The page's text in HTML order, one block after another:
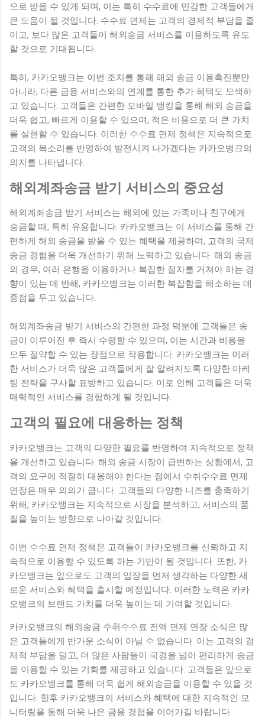
으로 받을 수 있게 되며, 이는 특히 수수료에 민감한 고객들에게
큰 도움이 될 것입니다. 수수료 면제는 고객의 경제적 부담을 줄
이고, 보다 많은 고객들이 해외송금 서비스를 이용하도록 유도
할 것으로 기대됩니다.
특히, 카카오뱅크는 이번 조치를 통해 해외 송금 이용촉진뿐만
아니라, 다른 금융 서비스와의 연계를 통한 추가 혜택도 모색하
고 있습니다. 고객들은 간편한 모바일 뱅킹을 통해 해외 송금을
더욱 쉽고, 빠르게 이용할 수 있으며, 적은 비용으로 더 큰 가치
를 실현할 수 있습니다. 이러한 수수료 면제 정책은 지속적으로
고객의 목소리를 반영하여 발전시켜 나가겠다는 카카오뱅크의
의지를 나타냅니다.
해외계좌송금 받기 서비스의 중요성
해외계좌송금 받기 서비스는 해외에 있는 가족이나 친구에게
송금할 때, 특히 유용합니다. 카카오뱅크는 이 서비스를 통해 간
편하게 해외 송금을 받을 수 있는 혜택을 제공하며, 고객의 국제
송금 경험을 더욱 개선하기 위해 노력하고 있습니다. 해외 송금
의 경우, 여러 은행을 이용하거나 복잡한 절차를 거쳐야 하는 경
향이 있는 데 반해, 카카오뱅크는 이러한 복잡함을 해소하는 데
중점을 두고 있습니다.
해외계좌송금 받기 서비스의 간편한 과정 덕분에 고객들은 송
금이 이루어진 후 즉시 수령할 수 있으며, 이는 시간과 비용을
모두 절약할 수 있는 장점으로 작용합니다. 카카오뱅크는 이러
한 서비스가 더욱 많은 고객들에게 잘 알려지도록 다양한 마케
팅 전략을 구사할 표방하고 있습니다. 이로 인해 고객들은 더욱
매력적인 서비스를 경험하게 될 것입니다.
고객의 필요에 대응하는 정책
카카오뱅크는 고객의 다양한 필요를 반영하여 지속적으로 정책
을 개선하고 있습니다. 해외 송금 시장이 급변하는 상황에서, 고
객의 요구에 적절히 대응해야 한다는 점에서 수취수수료 면제
연장은 매우 의의가 큽니다. 고객들의 다양한 니즈를 충족하기
위해, 카카오뱅크는 지속적으로 시장을 분석하고, 서비스의 품
질을 높이는 방향으로 나아갈 것입니다.
이번 수수료 면제 정책은 고객들이 카카오뱅크를 신뢰하고 지
속적으로 이용할 수 있도록 하는 기반이 될 것입니다. 또한, 카
카오뱅크는 앞으로도 고객의 입장을 먼저 생각하는 다양한 새
로운 서비스와 혜택을 출시할 예정입니다. 이러한 노력은 카카
오뱅크의 브랜드 가치를 더욱 높이는 데 기여할 것입니다.
카카오뱅크의 해외송금 수취수수료 전액 면제 연장 소식은 많
은 고객들에게 반가운 소식이 아닐 수 없습니다. 이는 고객의 경
제적 부담을 덜고, 더 많은 사람들이 국경을 넘어 편리하게 송금
을 이용할 수 있는 기회를 제공하고 있습니다. 고객들은 앞으로
도 카카오뱅크를 통해 더욱 쉽게 해외송금을 이용할 수 있을 것
입니다. 향후 카카오뱅크의 서비스와 혜택에 대한 지속적인 모
니터링을 통해 더욱 나은 금융 경험을 이어가길 바랍니다.